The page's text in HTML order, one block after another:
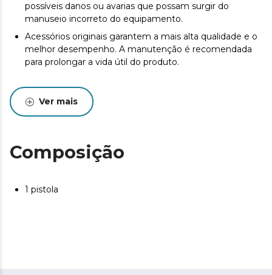
possíveis danos ou avarias que possam surgir do
manuseio incorreto do equipamento.
Acessórios originais garantem a mais alta qualidade e o
melhor desempenho. A manutenção é recomendada
para prolongar a vida útil do produto.
Ver mais
Composição
1 pistola